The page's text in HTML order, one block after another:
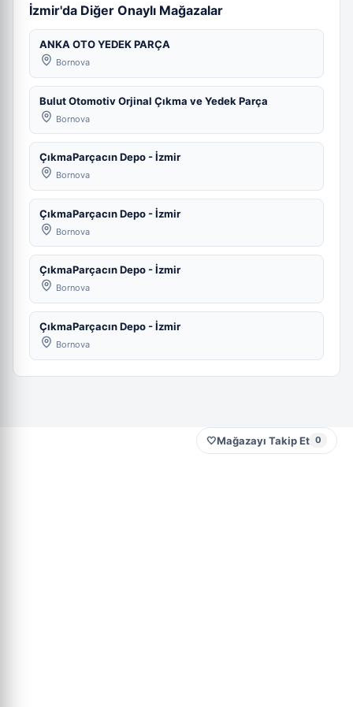
İzmir'da Diğer Onaylı Mağazalar
ANKA OTO YEDEK PARÇA
Bornova
Bulut Otomotiv Orjinal Çıkma ve Yedek Parça
Bornova
ÇıkmaParçacın Depo - İzmir
Bornova
ÇıkmaParçacın Depo - İzmir
Bornova
ÇıkmaParçacın Depo - İzmir
Bornova
ÇıkmaParçacın Depo - İzmir
Bornova
🤍Mağazayı Takip Et 0